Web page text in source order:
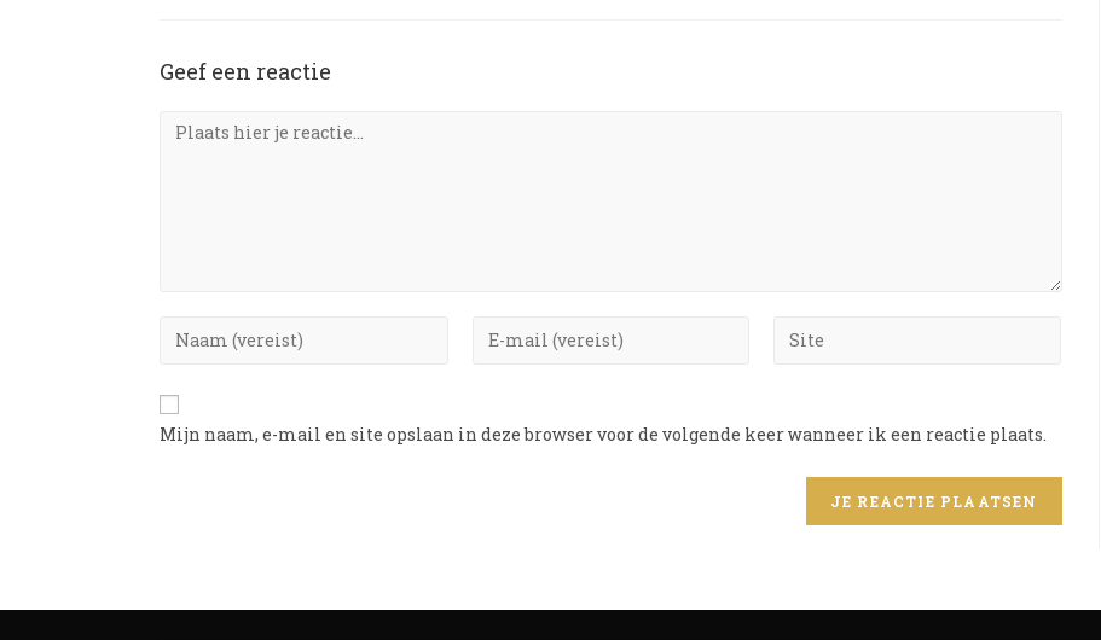
Geef een reactie
Mijn naam, e-mail en site opslaan in deze browser voor de volgende keer wanneer ik een reactie plaats.